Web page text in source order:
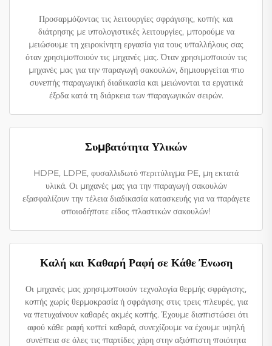
Προσαρμόζοντας τις λειτουργίες σφράγισης, κοπής και
διάτρησης με υπολογιστικές λειτουργίες, μπορούμε να
μειώσουμε τη χειροκίνητη εργασία για τους υπαλλήλους σας
όταν χρησιμοποιούν τις μηχανές μας. Όταν χρησιμοποιούν τις
μηχανές μας για την παραγωγή σακουλών, δημιουργείται πιο
συνεπής παραγωγική διαδικασία και μειώνονται τα εργατικά
έξοδα κατά τη διάρκεια των παραγωγικών σειρών.
Συμβατότητα Υλικών
HDPE, LDPE, φυσαλλιδωτό περιτύλιγμα PE, μη εκτατά
υλικά. Οι μηχανές μας για την παραγωγή σακουλών
εξασφαλίζουν την τέλεια διαδικασία κατασκευής για να παράγετε
οποιοδήποτε είδος πλαστικών σακουλών!
Καλή και Καθαρή Ραφή σε Κάθε Ένωση
Οι μηχανές μας χρησιμοποιούν τεχνολογία θερμής σφράγισης,
κοπής χωρίς θερμοκρασία ή σφράγισης στις τρεις πλευρές, για
να πετυχαίνουν καθαρές ακμές κοπής. Έχουμε διαπιστώσει ότι
αφού κάθε ραφή κοπεί καθαρά, συνεχίζουμε να έχουμε υψηλή
συνέπεια σε όλες τις παρτίδες χάρη στην αξιόπιστη ποιότητα